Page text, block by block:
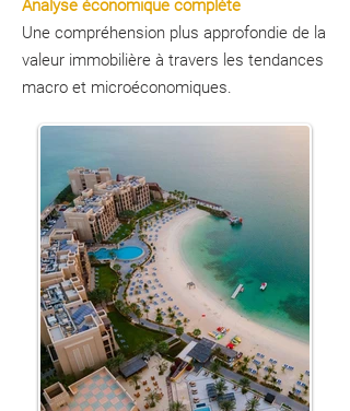
Analyse économique complète
Une compréhension plus approfondie de la
valeur immobilière à travers les tendances
macro et microéconomiques.